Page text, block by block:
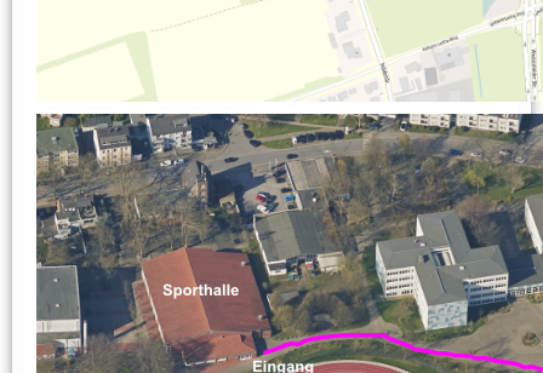
Fit 60plus
Volleyball
Turniere
Norbert-Beil-Turnier
Anmeldung geöffnet
Sporthalle & Anreise News
WDM U18 (Mär 2024)
Teams
WDM-Magazin
WDM auf Twitch